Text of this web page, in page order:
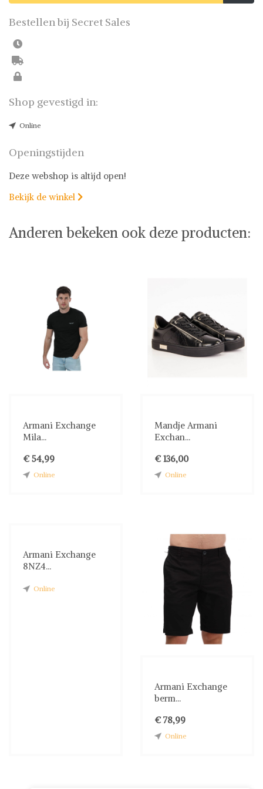
Bestellen bij Secret Sales
Shop gevestigd in:
Online
Openingstijden
Deze webshop is altijd open!
Bekijk de winkel 
Anderen bekeken ook deze producten:
Armani Exchange
Mila...
€ 54,99
Online
Mandje Armani
Exchan...
€ 136,00
Online
Armani Exchange
8NZ4...
Online
Armani Exchange
berm...
€ 78,99
Online